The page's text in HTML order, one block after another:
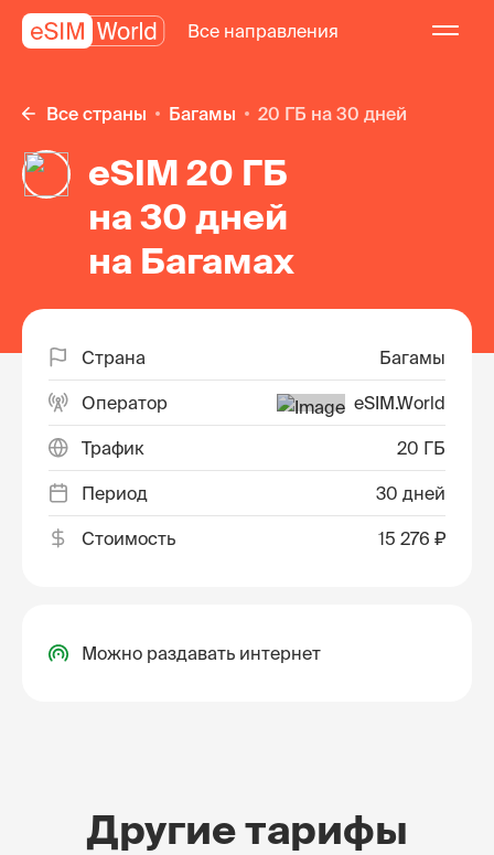
Все направления
Все страны Багамы 20 ГБ на 30 дней
eSIM 20 ГБ
на 30 дней
на Багамах
Страна Багамы
Оператор eSIM.World
Трафик 20 ГБ
Период 30 дней
Стоимость 15 276 ₽
Можно раздавать интернет
Другие тарифы